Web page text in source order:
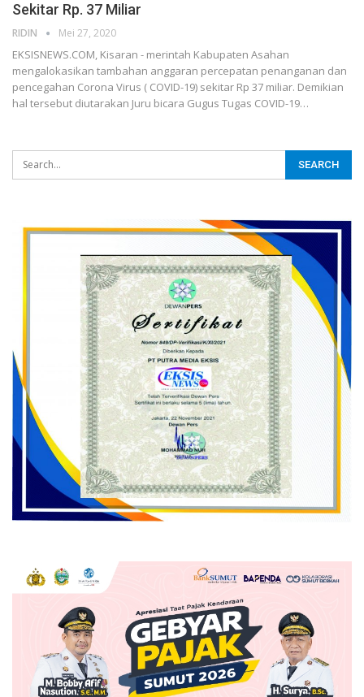
Sekitar Rp. 37 Miliar
RIDIN Mei 27, 2020
EKSISNEWS.COM, Kisaran - merintah Kabupaten Asahan
mengalokasikan tambahan anggaran percepatan penanganan dan
pencegahan Corona Virus ( COVID-19) sekitar Rp 37 miliar. Demikian
hal tersebut diutarakan Juru bicara Gugus Tugas COVID-19…